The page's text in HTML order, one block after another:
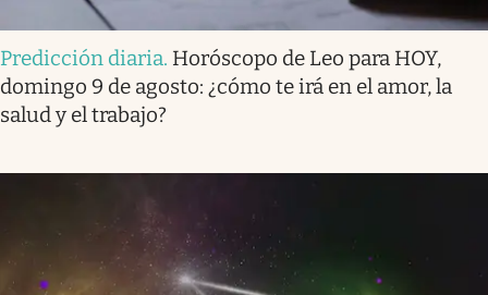
Predicción diaria. Horóscopo de Leo para HOY,
domingo 9 de agosto: ¿cómo te irá en el amor, la
salud y el trabajo?